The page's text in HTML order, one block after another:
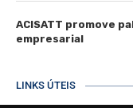
ACISATT promove
empresarial
LINKS ÚTEIS